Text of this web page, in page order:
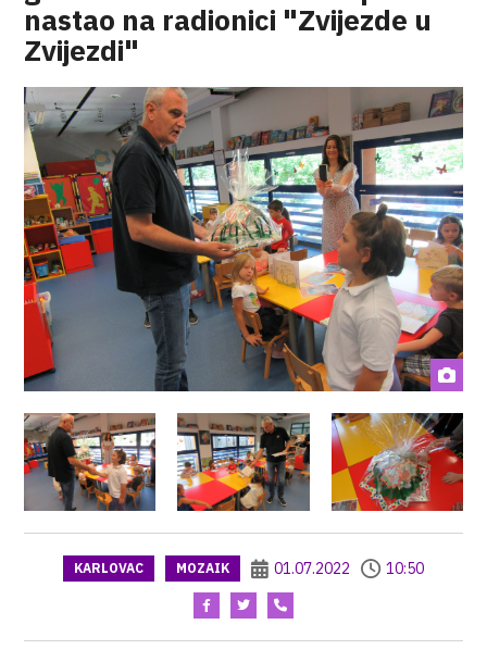
nastao na radionici "Zvijezde u
Zvijezdi"
KARLOVAC MOZAIK 01.07.2022 10:50